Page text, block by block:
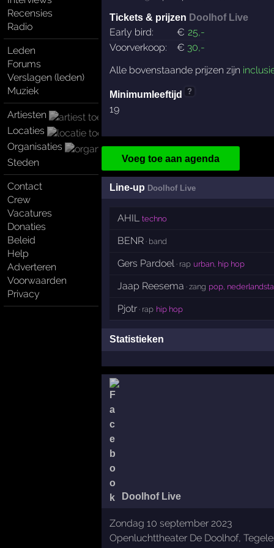
Recensies
Radio
Leden
Forums
Verslagen (leden)
Muziek
Artiesten
Locaties
Organisaties
Steden
Contact
Crew
Vacatures
Donaties
Beleid
Help
Adverteren
Voorwaarden
Privacy
Tickets & prijzen Doolhof Live
Early bird: € 25,-
Voorverkoop:
€ 30,-
Alle bovenstaande prijzen zijn
Minimumleeftijd ?
19
Voeg toe aan agenda
Line-up Doolhof Live
AHIL techno
BENR· band
Gers Pardoel· rap urban, hip hop
Jaap Reesema · zang pop,
Pjotr· rap hip hop
Statistieken
Doolhof Live
Zondag 10 september 2023
Openluchttheater De Doolhof,